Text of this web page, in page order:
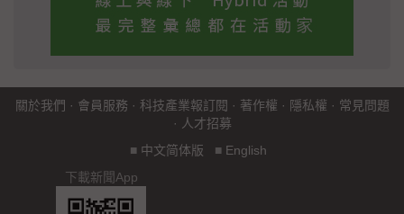
關於我們 · 會員服務 · 科技產業報訂閱 · 著作權 · 隱私權 · 常見問題
· 人才招募
■ 中文简体版 ■ English
下載新聞App